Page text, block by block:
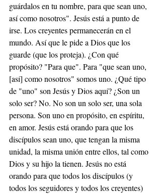
guárdalos en tu nombre, para que sean uno,
así como nosotros". Jesús está a punto de
irse. Los creyentes permanecerán en el
mundo. Así que le pide a Dios que los
guarde (que los proteja). ¿Con qué
propósito? "Para que". Para "que sean uno,
[así] como nosotros" somos uno. ¿Qué tipo
de "uno" son Jesús y Dios aquí? ¿Son un
solo ser? No. No son un solo ser, una sola
persona. Son uno en propósito, en espíritu,
en amor. Jesús está orando para que los
discípulos sean uno, que tengan la misma
unidad, la misma unión entre ellos, tal como
Dios y su hijo la tienen. Jesús no está
orando para que todos los discípulos (y
todos los seguidores y todos los creyentes)